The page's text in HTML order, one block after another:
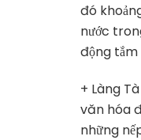
đó
nước
động tắm
+ Làng
văn hóa
những